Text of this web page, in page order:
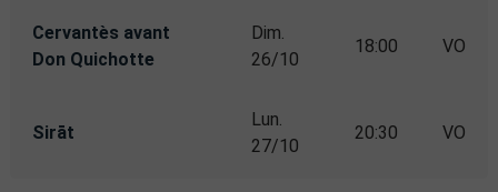
Cervantès avant
Don Quichotte
Dim.
26/10
18:00 VO
Sirāt
Lun.
27/10
20:30 VO